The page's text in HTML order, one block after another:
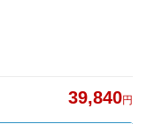
39,840円